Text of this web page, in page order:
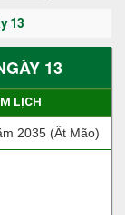
13
13
LỊCH
2035 (Ất Mão)